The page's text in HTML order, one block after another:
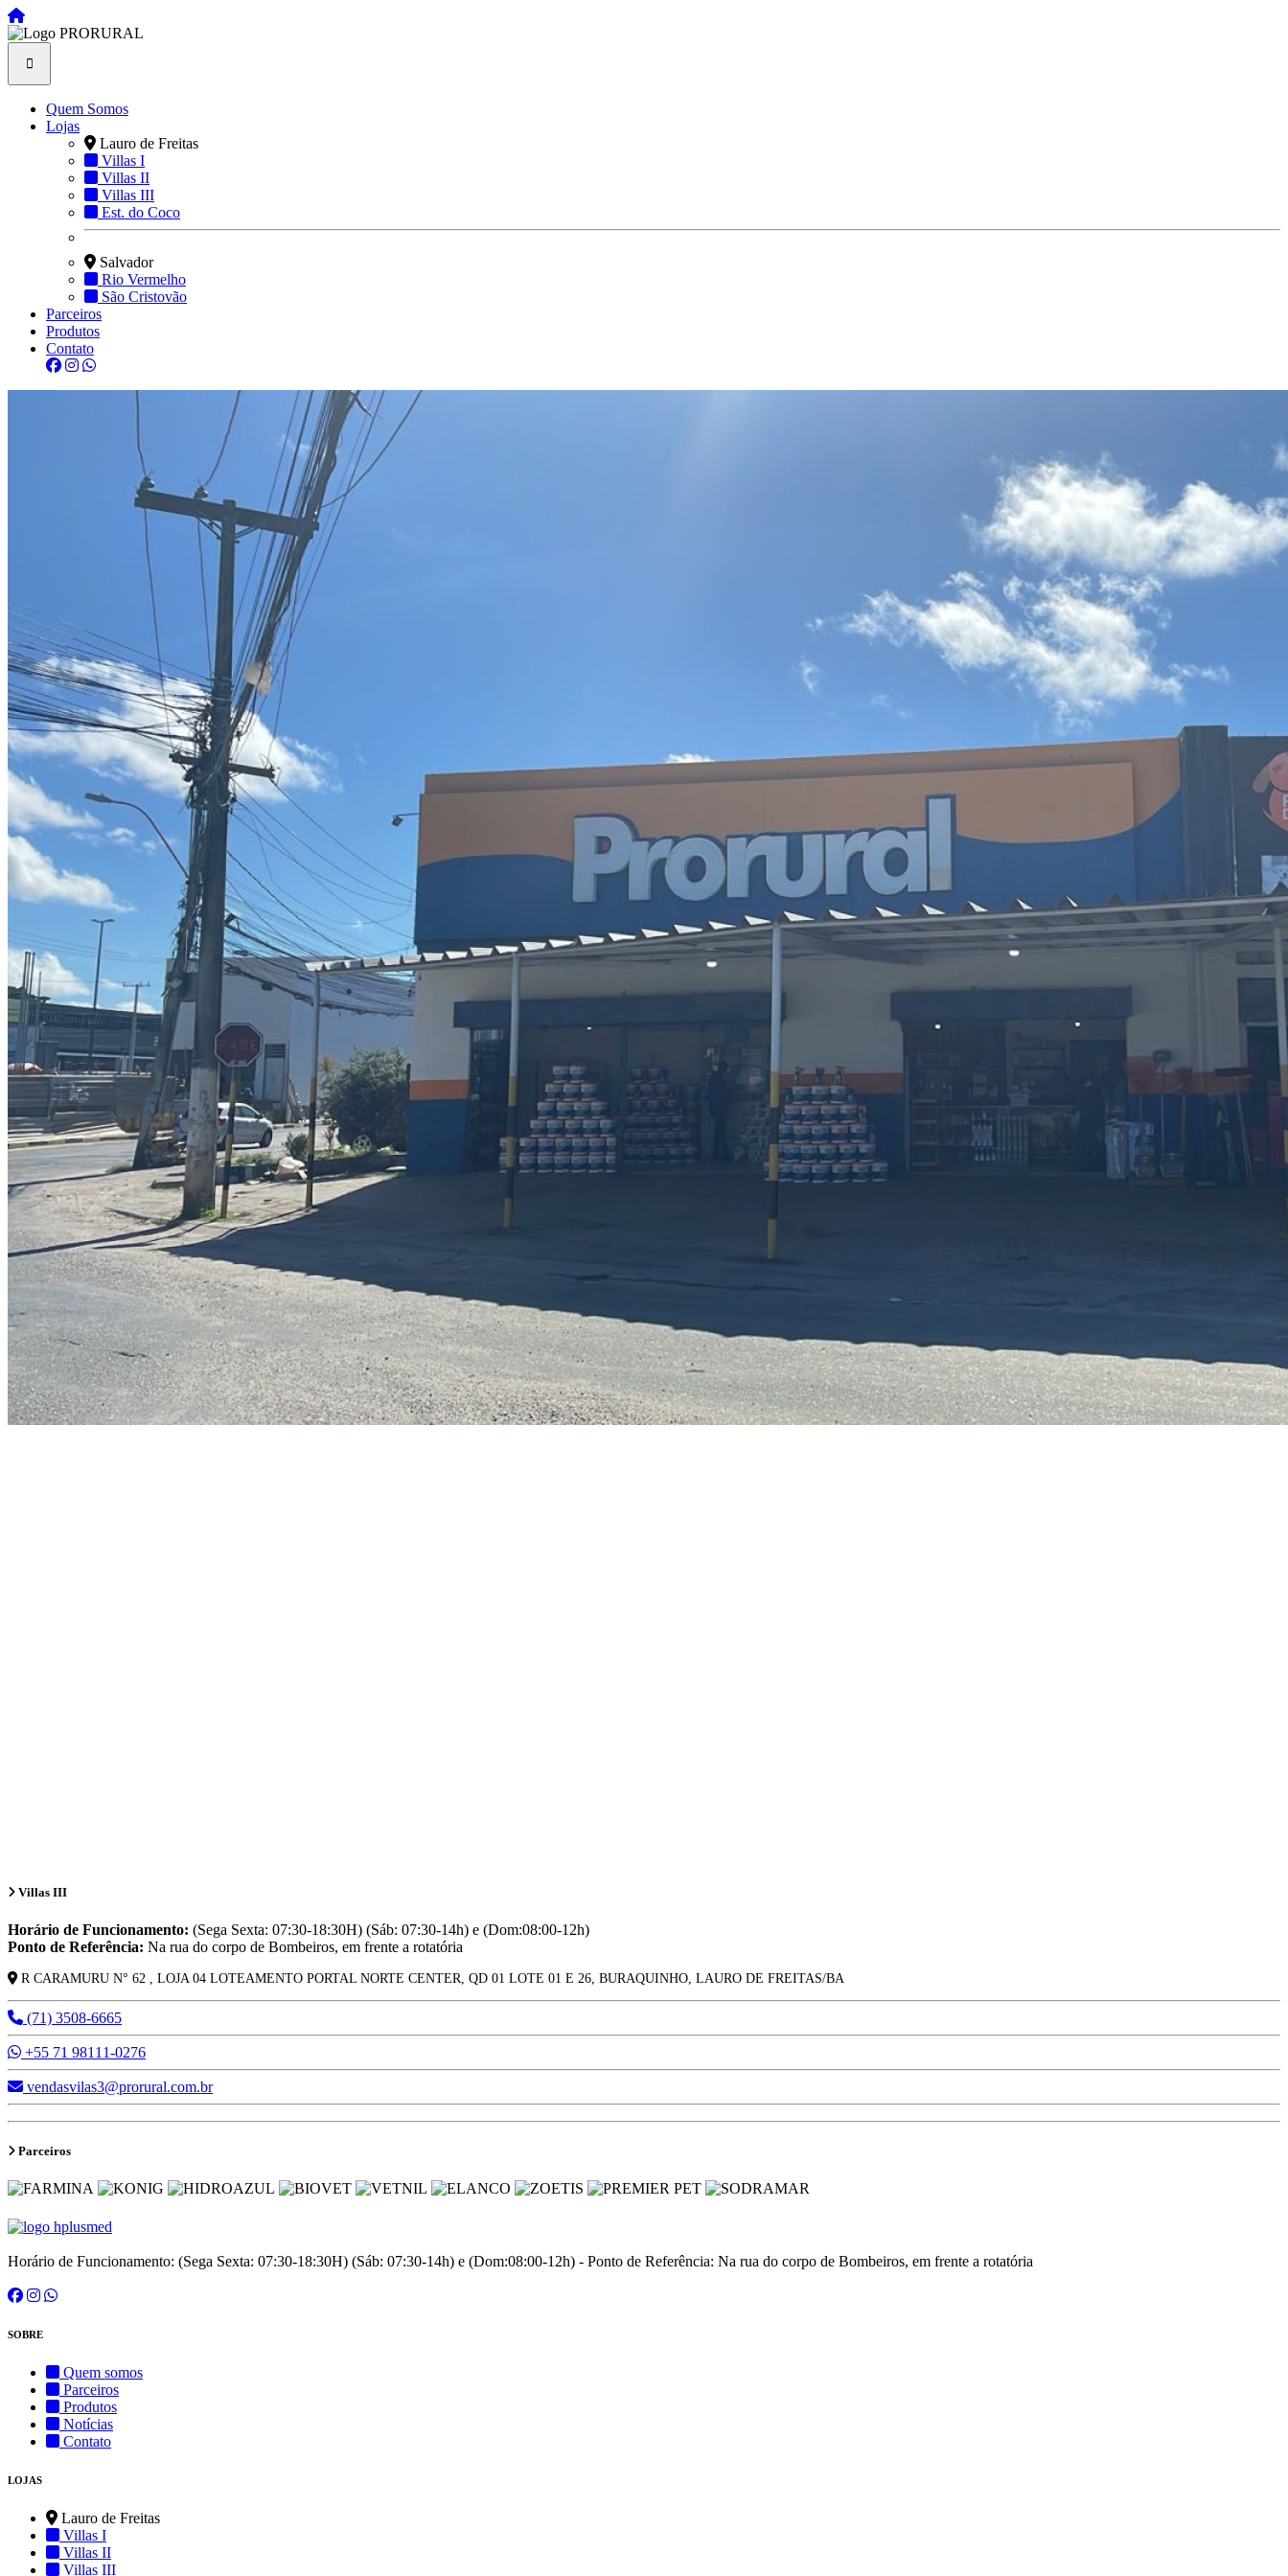
Quem Somos
Lojas
Lauro de Freitas
Villas I
Villas II
Villas III
Est. do Coco
Salvador
Rio Vermelho
São Cristovão
Parceiros
Produtos
Contato
Villas III
Horário de Funcionamento: (Sega Sexta: 07:30-18:30H) (Sáb: 07:30-14h) e (Dom:08:00-12h)
Ponto de Referência: Na rua do corpo de Bombeiros, em frente a rotatória
R CARAMURU N° 62 , LOJA 04 LOTEAMENTO PORTAL NORTE CENTER, QD 01 LOTE 01 E 26, BURAQUINHO, LAURO DE FREITAS/BA
(71) 3508-6665
+55 71 98111-0276
vendasvilas3@prorural.com.br
Parceiros
Horário de Funcionamento: (Sega Sexta: 07:30-18:30H) (Sáb: 07:30-14h) e (Dom:08:00-12h) - Ponto de Referência: Na rua do corpo de Bombeiros, em frente a rotatória
SOBRE
Quem somos
Parceiros
Produtos
Notícias
Contato
LOJAS
Lauro de Freitas
Villas I
Villas II
Villas III